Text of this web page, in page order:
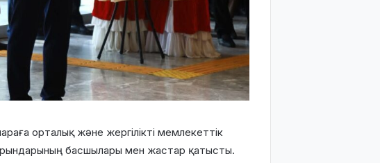
орталық және жергілікті мемлекеттік
басшылары мен жастар қатысты.